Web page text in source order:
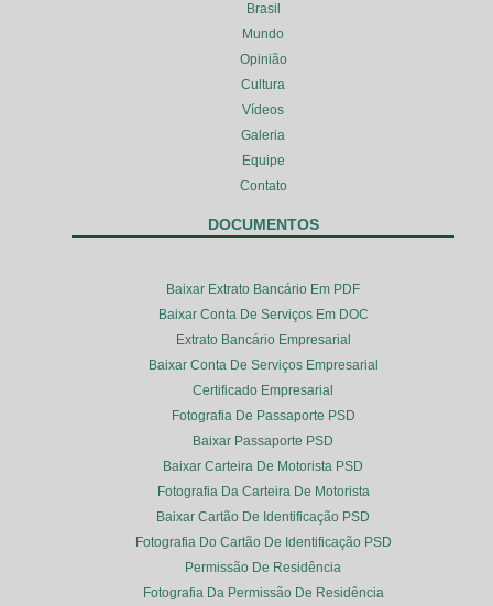
Brasil
Mundo
Opinião
Cultura
Vídeos
Galeria
Equipe
Contato
DOCUMENTOS
Baixar Extrato Bancário Em PDF
Baixar Conta De Serviços Em DOC
Extrato Bancário Empresarial
Baixar Conta De Serviços Empresarial
Certificado Empresarial
Fotografia De Passaporte PSD
Baixar Passaporte PSD
Baixar Carteira De Motorista PSD
Fotografia Da Carteira De Motorista
Baixar Cartão De Identificação PSD
Fotografia Do Cartão De Identificação PSD
Permissão De Residência
Fotografia Da Permissão De Residência